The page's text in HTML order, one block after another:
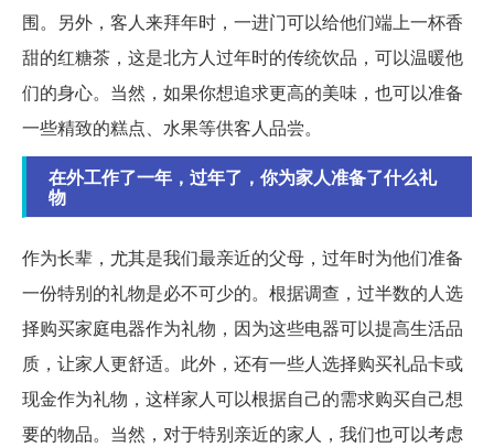
围。另外，客人来拜年时，一进门可以给他们端上一杯香
甜的红糖茶，这是北方人过年时的传统饮品，可以温暖他
们的身心。当然，如果你想追求更高的美味，也可以准备
一些精致的糕点、水果等供客人品尝。
在外工作了一年，过年了，你为家人准备了什么礼
物
作为长辈，尤其是我们最亲近的父母，过年时为他们准备
一份特别的礼物是必不可少的。根据调查，过半数的人选
择购买家庭电器作为礼物，因为这些电器可以提高生活品
质，让家人更舒适。此外，还有一些人选择购买礼品卡或
现金作为礼物，这样家人可以根据自己的需求购买自己想
要的物品。当然，对于特别亲近的家人，我们也可以考虑